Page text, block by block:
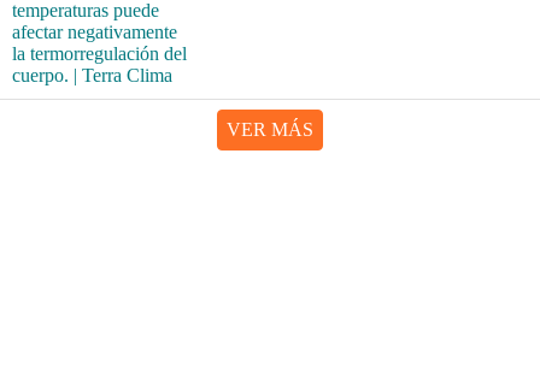
VER MÁS